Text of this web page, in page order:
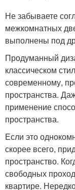
Не забываете
межкомнатных
выполнены под
Продуманный
классическом
современному,
пространства.
применение
пространства.
Если это
скорее всего,
пространство.
свободных
квартире.